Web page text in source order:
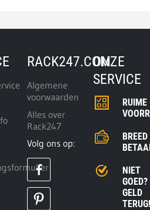
RACK247.COM
Algemene
voorwaarden
Alles over
Rack247
Volg ons op:
ONZE
SERVICE
RUIME
BREED
NIET
GOED?
GELD
TERUG!